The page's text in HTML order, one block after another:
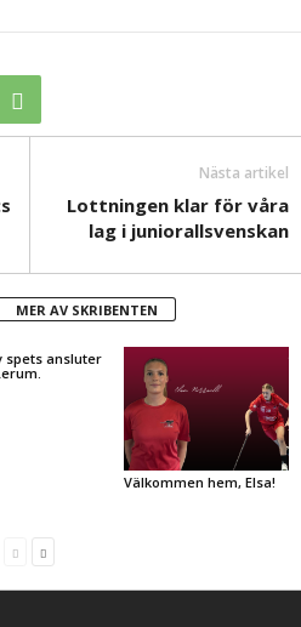
Nästa artikel
Lottningen klar för våra
lag i juniorallsvenskan
MER AV SKRIBENTEN
spets ansluter
Välkommen hem, Elsa!